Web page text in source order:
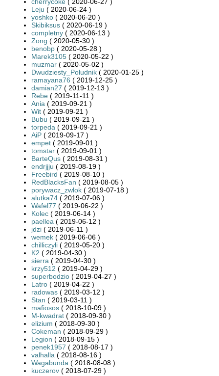
Leju ( 2020-06-24 )
yoshko ( 2020-06-20 )
Skibiksus ( 2020-06-19 )
completny ( 2020-06-13 )
Zong ( 2020-05-30 )
benobp ( 2020-05-28 )
Marek3105 ( 2020-05-22 )
muzmar ( 2020-05-02 )
Dwudziesty_Południk ( 2020-01-25 )
ramayana76 ( 2019-12-25 )
damian27 ( 2019-12-13 )
Rebe ( 2019-11-11 )
Ania ( 2019-09-21 )
Wit ( 2019-09-21 )
Bubu ( 2019-09-21 )
torpeda ( 2019-09-21 )
AiP ( 2019-09-17 )
empet ( 2019-09-01 )
tomstar ( 2019-09-01 )
BarteQus ( 2019-08-31 )
endrjjju ( 2019-08-19 )
Freebird ( 2019-08-10 )
RedBlacksFan ( 2019-08-05 )
porywacz_zwlok ( 2019-07-18 )
alutka74 ( 2019-07-06 )
Wafel77 ( 2019-06-22 )
Kolec ( 2019-06-14 )
paellea ( 2019-06-12 )
jdzi ( 2019-06-11 )
wemek ( 2019-06-06 )
chilliczyli ( 2019-05-20 )
K2 ( 2019-04-30 )
sierra ( 2019-04-30 )
krzy512 ( 2019-04-29 )
superbodzio ( 2019-04-27 )
Latro ( 2019-04-22 )
radowas ( 2019-03-12 )
Stan ( 2019-03-11 )
mafiosos ( 2018-10-09 )
M-kwadrat ( 2018-09-30 )
elizium ( 2018-09-30 )
Cokeman ( 2018-09-29 )
Legion ( 2018-09-15 )
penek1957 ( 2018-08-17 )
valhalla ( 2018-08-16 )
Wagabunda ( 2018-08-08 )
kuczerov ( 2018-07-29 )